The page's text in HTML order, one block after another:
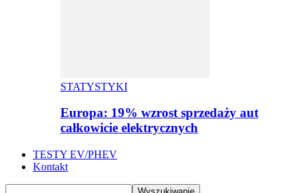
STATYSTYKI
Europa: 19% wzrost sprzedaży aut
całkowicie elektrycznych
TESTY EV/PHEV
Kontakt